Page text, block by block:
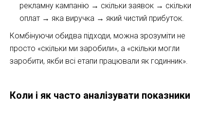
рекламну кампанію → скільки заявок → скільки
оплат → яка виручка → який чистий прибуток.
Комбінуючи обидва підходи, можна зрозуміти не
просто «скільки ми заробили», а «скільки могли
заробити, якби всі етапи працювали як годинник».
Коли і як часто аналізувати показники